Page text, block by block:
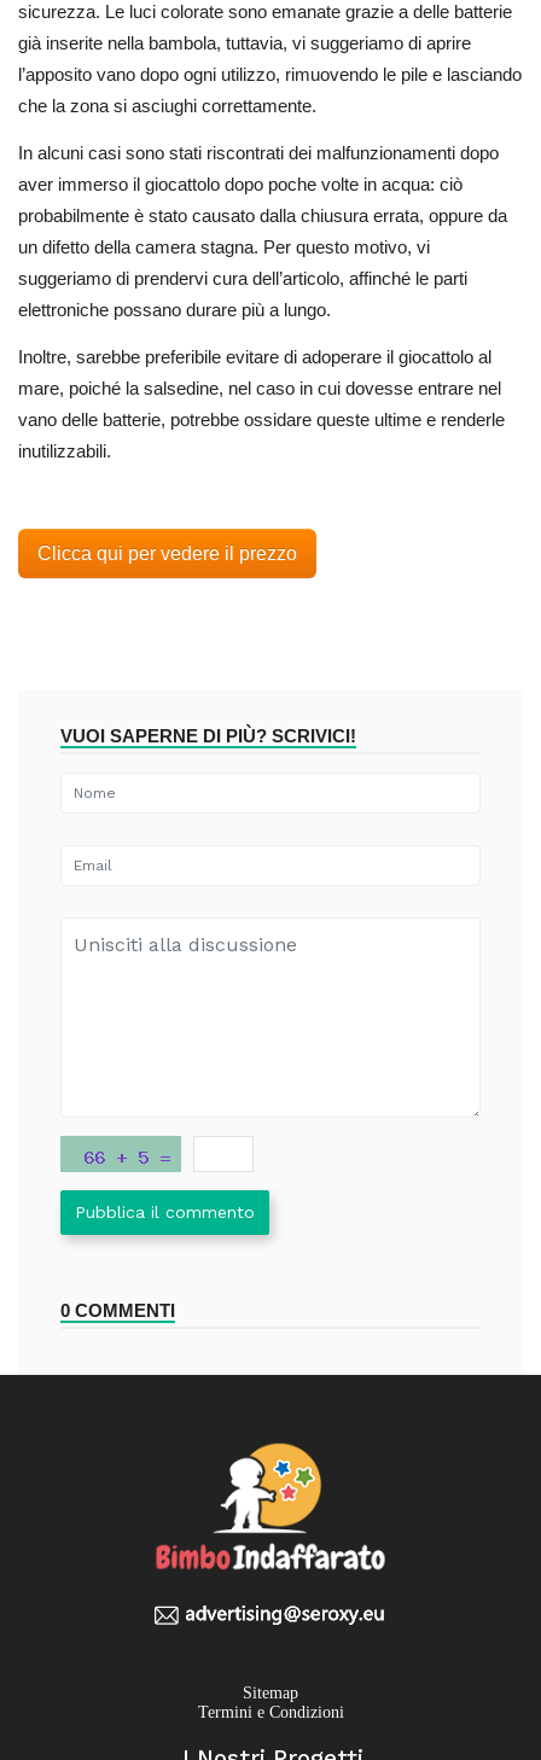
sicurezza. Le luci colorate sono emanate grazie a delle batterie
già inserite nella bambola, tuttavia, vi suggeriamo di aprire
l’apposito vano dopo ogni utilizzo, rimuovendo le pile e lasciando
che la zona si asciughi correttamente.
In alcuni casi sono stati riscontrati dei malfunzionamenti dopo
aver immerso il giocattolo dopo poche volte in acqua: ciò
probabilmente è stato causato dalla chiusura errata, oppure da
un difetto della camera stagna. Per questo motivo, vi
suggeriamo di prendervi cura dell’articolo, affinché le parti
elettroniche possano durare più a lungo.
Inoltre, sarebbe preferibile evitare di adoperare il giocattolo al
mare, poiché la salsedine, nel caso in cui dovesse entrare nel
vano delle batterie, potrebbe ossidare queste ultime e renderle
inutilizzabili.
Clicca qui per vedere il prezzo
VUOI SAPERNE DI PIÙ? SCRIVICI!
Pubblica il commento
0 COMMENTI
Sitemap
Termini e Condizioni